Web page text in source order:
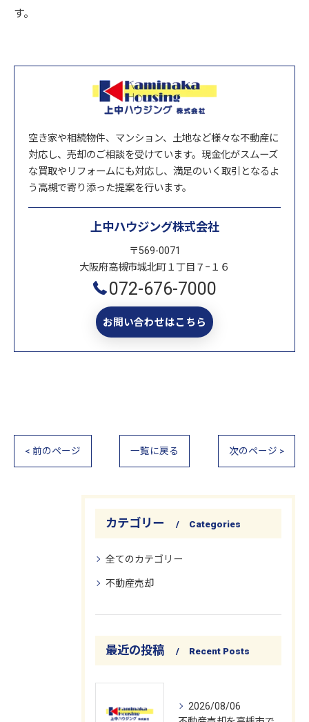
す。
空き家や相続物件、マンション、土地など様々な不動産に
対応し、売却のご相談を受けています。現金化がスムーズ
な買取やリフォームにも対応し、満足のいく取引となるよ
う高槻で寄り添った提案を行います。
上中ハウジング株式会社
〒569-0071
大阪府高槻市城北町１丁目７−１６
072-676-7000
お問い合わせはこちら
< 前のページ 一覧に戻る 次のページ >
カテゴリー Categories
全てのカテゴリー
不動産売却
最近の投稿 Recent Posts
2026/08/06